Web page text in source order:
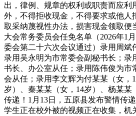
出，律例、规章的权利或职责而应利
外，不得拒收现金，不得要求或他人
取采纳蔑视性办法，损害现金领取便
大会常务委员会任免名单（2026年1
委会第二十六次会议通过）录用周斌
录用吴永明为市常委会副秘书长；录
书长、办公室从任；录用陈伟俊为市
会从任；录用李文辉为付某某（女，
岁）、秦某某（女，14岁）、杨某某
传递！1月13日，五原县发布警情传
学生正在校外被的视频正在收集，机